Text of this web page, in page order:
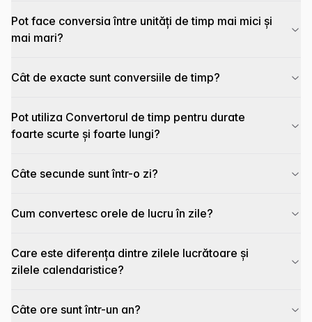
Pot face conversia între unități de timp mai mici și
mai mari?
Cât de exacte sunt conversiile de timp?
Pot utiliza Convertorul de timp pentru durate
foarte scurte și foarte lungi?
Câte secunde sunt într-o zi?
Cum convertesc orele de lucru în zile?
Care este diferența dintre zilele lucrătoare și
zilele calendaristice?
Câte ore sunt într-un an?